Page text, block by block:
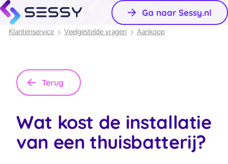
Ga naar Sessy.nl
Klantenservice Veelgestelde vragen Aankoop
Terug
Wat kost de installatie
van een thuisbatterij?